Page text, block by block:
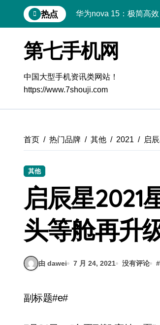
到
热点 华为nova 15：极简高
极简美学新体验：
iPhone 17e导购指南：
真我GT8 Pro：极简旗舰
三星W26：极简设计，
极简之选：三星Galaxy
极简美学新典范：三星
第七手机网
中国大型手机资讯类网站！
https://www.7shouji.com
首页 热门品牌 其他 2021 启
其他
启辰星2021
头等舱再升
由 dawei 7 月 24, 2021 没有评论 #
副标题#e#